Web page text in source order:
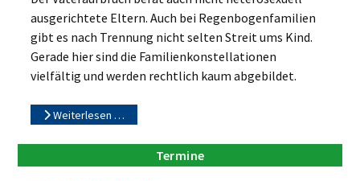
ausgerichtete Eltern. Auch bei Regenbogenfamilien
gibt es nach Trennung nicht selten Streit ums Kind.
Gerade hier sind die Familienkonstellationen
vielfältig und werden rechtlich kaum abgebildet.
Weiterlesen …
Termine